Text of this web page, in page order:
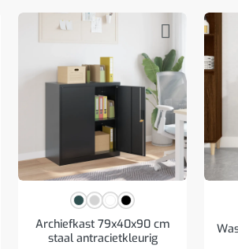
Archiefkast 79x40x90 cm
staal antracietkleurig